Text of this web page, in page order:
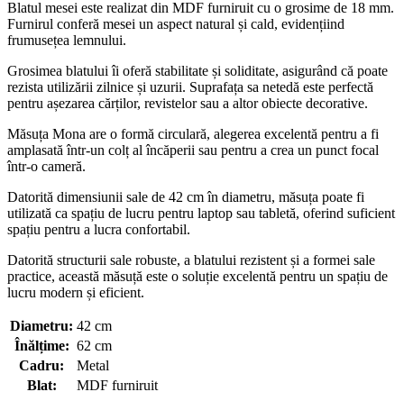
Blatul mesei este realizat din MDF furniruit cu o grosime de 18 mm.
Furnirul conferă mesei un aspect natural și cald, evidențiind
frumusețea lemnului.
Grosimea blatului îi oferă stabilitate și soliditate, asigurând că poate
rezista utilizării zilnice și uzurii. Suprafața sa netedă este perfectă
pentru așezarea cărților, revistelor sau a altor obiecte decorative.
Măsuța Mona are o formă circulară, alegerea excelentă pentru a fi
amplasată într-un colț al încăperii sau pentru a crea un punct focal
într-o cameră.
Datorită dimensiunii sale de 42 cm în diametru, măsuța poate fi
utilizată ca spațiu de lucru pentru laptop sau tabletă, oferind suficient
spațiu pentru a lucra confortabil.
Datorită structurii sale robuste, a blatului rezistent și a formei sale
practice, această măsuță este o soluție excelentă pentru un spațiu de
lucru modern și eficient.
Diametru: 42 cm
Înălțime: 62 cm
Cadru:
Metal
Blat:
MDF furniruit